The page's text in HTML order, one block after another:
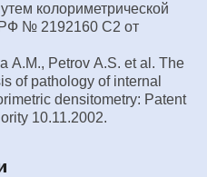
колориметрической
РФ № 2192160 С2 от
A.M., Petrov A.S.et al .The
of pathology of internal
densitometry: Patent
10.11.2002.